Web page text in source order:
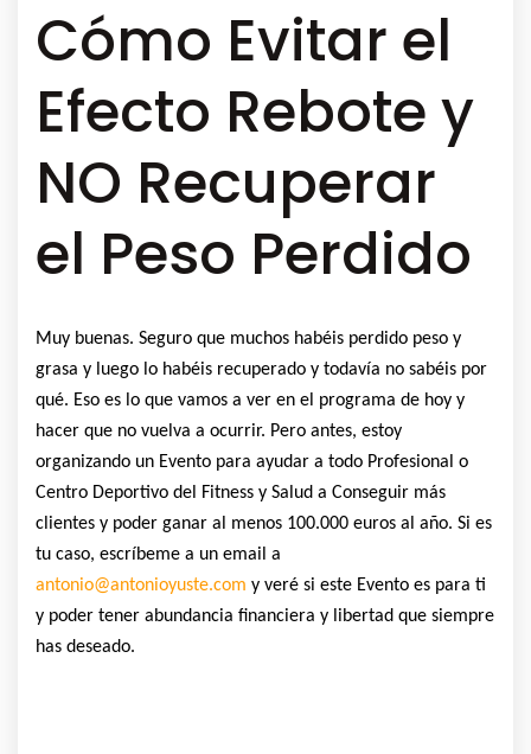
Cómo Evitar el
Efecto Rebote y
NO Recuperar
el Peso Perdido
Muy buenas. Seguro que muchos habéis perdido peso y
grasa y luego lo habéis recuperado y todavía no sabéis por
qué. Eso es lo que vamos a ver en el programa de hoy y
hacer que no vuelva a ocurrir. Pero antes, estoy
organizando un Evento para ayudar a todo Profesional o
Centro Deportivo del Fitness y Salud a Conseguir más
clientes y poder ganar al menos 100.000 euros al año. Si es
tu caso, escríbeme a un email a
antonio@antonioyuste.com y veré si este Evento es para ti
y poder tener abundancia financiera y libertad que siempre
has deseado.